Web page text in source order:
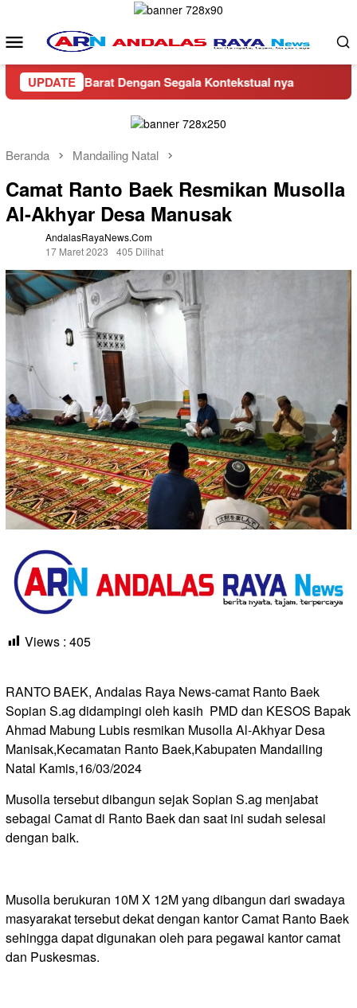
konten
Menu
Mobile
UPDATE
Barat Dengan Segala Kontekstual nya
Beranda Mandailing Natal
Camat Ranto Baek Resmikan Musolla
Al-Akhyar Desa Manusak
AndalasRayaNews.com
17 Maret 2023
405 Dilihat
Views : 405
RANTO BAEK, Andalas Raya News-camat Ranto Baek
Sopian S.ag didampingi oleh kasih PMD dan KESOS Bapak
Ahmad Mabung Lubis resmikan Musolla Al-Akhyar Desa
Manisak,Kecamatan Ranto Baek,Kabupaten Mandailing
Natal Kamis,16/03/2024
Musolla tersebut dibangun sejak Sopian S.ag menjabat
sebagai Camat di Ranto Baek dan saat ini sudah selesai
dengan baik.
Musolla berukuran 10M X 12M yang dibangun dari swadaya
masyarakat tersebut dekat dengan kantor Camat Ranto Baek
sehingga dapat digunakan oleh para pegawai kantor camat
dan Puskesmas.